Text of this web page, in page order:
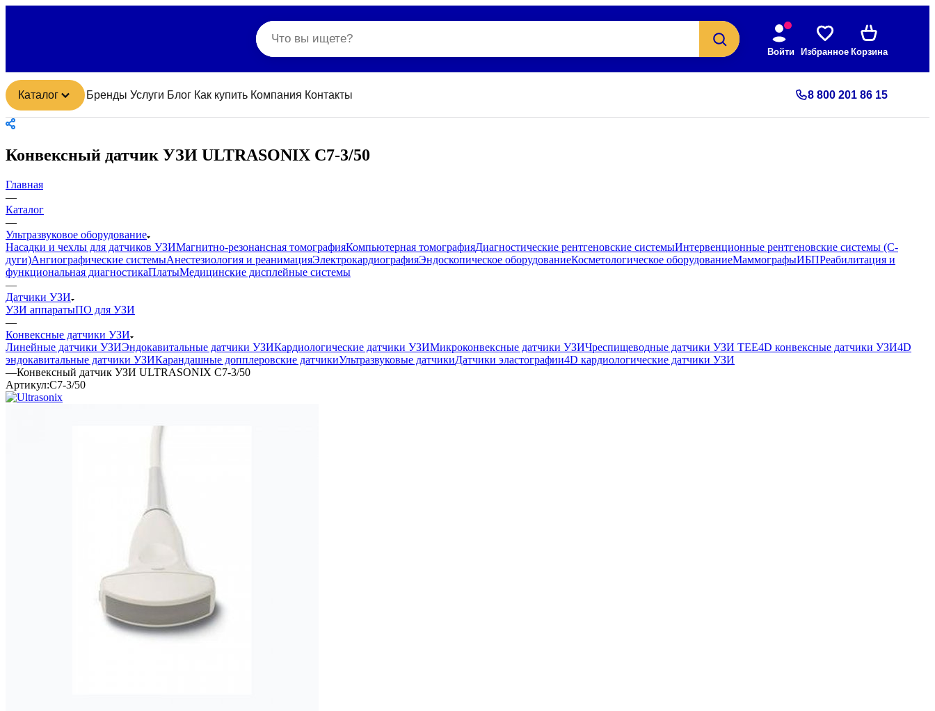
Войти Избранное Корзина
Каталог Бренды Услуги Блог Как купить Компания Контакты 8 800 201 86 15
Конвексный датчик УЗИ ULTRASONIX C7-3/50
Главная
—
Каталог
—
Ультразвуковое оборудование
Насадки и чехлы для датчиков УЗИМагнитно-резонансная томографияКомпьютерная томографияДиагностические рентгеновские системыИнтервенционные рентгеновские системы (С-
дуги)Ангиографические системыАнестезиология и реанимацияЭлектрокардиографияЭндоскопическое оборудованиеКосметологическое оборудованиеМаммографыИБПРеабилитация и
функциональная диагностикаПлатыМедицинские дисплейные системы
—
Датчики УЗИ
УЗИ аппаратыПО для УЗИ
—
Конвексные датчики УЗИ
Линейные датчики УЗИЭндокавитальные датчики УЗИКардиологические датчики УЗИМикроконвексные датчики УЗИЧреспищеводные датчики УЗИ TEE4D конвексные датчики УЗИ4D
эндокавитальные датчики УЗИКарандашные допплеровские датчикиУльтразвуковые датчикиДатчики эластографии4D кардиологические датчики УЗИ
—Конвексный датчик УЗИ ULTRASONIX C7-3/50
Артикул:C7-3/50